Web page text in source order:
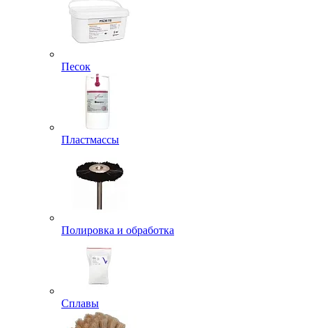
Песок
Пластмассы
Полировка и обработка
Сплавы